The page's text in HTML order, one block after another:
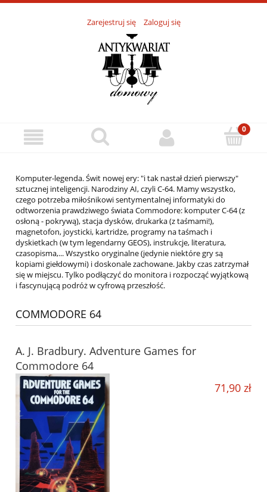
Zarejestruj się Zaloguj się
Komputer-legenda. Świt nowej ery: "i tak nastał dzień pierwszy"
sztucznej inteligencji. Narodziny AI, czyli C-64. Mamy wszystko,
czego potrzeba miłośnikowi sentymentalnej informatyki do
odtworzenia prawdziwego świata Commodore: komputer C-64 (z
osłoną - pokrywą), stacja dysków, drukarka (z taśmami!),
magnetofon, joysticki, kartridże, programy na taśmach i
dyskietkach (w tym legendarny GEOS), instrukcje, literatura,
czasopisma,... Wszystko oryginalne (jedynie niektóre gry są
kopiami giełdowymi) i doskonale zachowane. Jakby czas zatrzymał
się w miejscu. Tylko podłączyć do monitora i rozpocząć wyjątkową
i fascynującą podróż w cyfrową przeszłość.
COMMODORE 64
A. J. Bradbury. Adventure Games for
Commodore 64
71,90 zł